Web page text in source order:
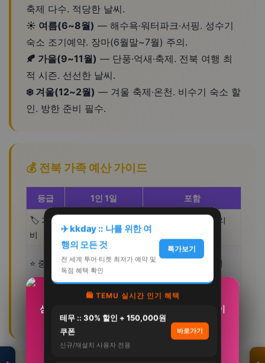
축제 다수. 적당한 날씨.
☀️ 여름(6~8월) — 해수욕·워터파크·서핑. 성수기
숙소 조기예약. 장마(6월말~7월) 주의.
🍂 가을(9~11월) — 단풍·억새·축제. 전북 여행 최
적 시즌. 선선한 날씨.
❄️ 겨울(12~2월) — 겨울 축제·온천. 비수기 숙소 할
인. 방한 준비 필수.
💰 전북 가족 예산 가이드
등급 1인 1일 포함
🏷️ 가성
비
50,000~80,000원
무료관광+시장먹거리
+게스트하우스
⭐ 중급
100,000~150,000
원
유료관광+맛집+호텔
미엄
200,000원+
고급+파인다이닝+리조
모두의백화점
✈️ kkday :: 나를 위한 여
행의 모든 것
전 세계 투어·티켓 최저가 예약 및
독점 혜택 확인
특가보기
🛍️ TEMU 실시간 인기 혜택
테무 :: 30% 할인 + 150,000원
쿠폰
신규/재설치 사용자 전용
바로가기
3651 365닭 부드러운 고양이 닭가슴살 간식 순
살, 22g, 100개
삼성 비스포크 AI 키친핏 냉장고 4도어 클린화이
트